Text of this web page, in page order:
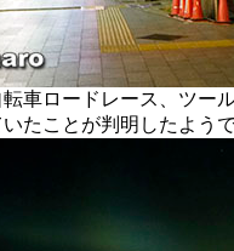
車ロードレース、ツー
たことが判明したよう